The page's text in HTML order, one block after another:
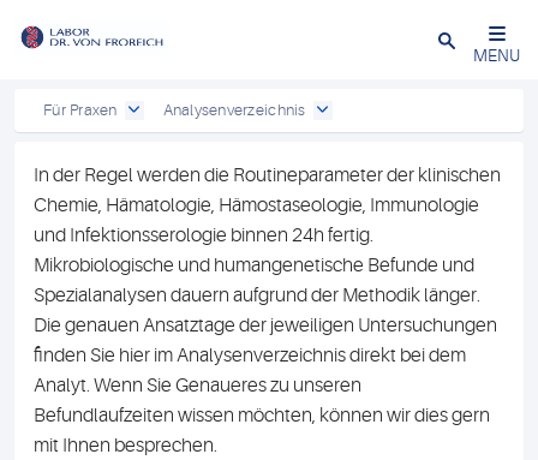
Close
MENU
Für Praxen Analysenverzeichnis
In der Regel werden die Routineparameter der klinischen
Chemie, Hämatologie, Hämostaseologie, Immunologie
und Infektionsserologie binnen 24h fertig.
Mikrobiologische und humangenetische Befunde und
Spezialanalysen dauern aufgrund der Methodik länger.
Die genauen Ansatztage der jeweiligen Untersuchungen
finden Sie hier im Analysenverzeichnis direkt bei dem
Analyt. Wenn Sie Genaueres zu unseren
Befundlaufzeiten wissen möchten, können wir dies gern
mit Ihnen besprechen.